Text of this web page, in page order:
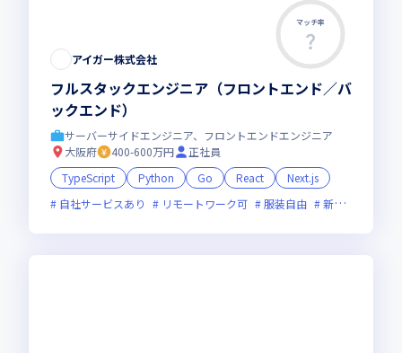
マッチ率
アイガー株式会社
フルスタックエンジニア（フロントエンド／バ
ックエンド）
サーバーサイドエンジニア、フロントエンドエンジニア
大阪府
400-600万円
正社員
TypeScript
Python Go React
Next.js
自社サービスあり
リモートワーク可 服装自由 新規立ち上げ